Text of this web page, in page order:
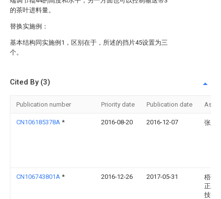
的茶叶进料量。
替换实施例：
基本结构同实施例1，区别在于，所述的挡片45设置为三
个。
Cited By (3)
Publication number Priority date Publication date
CN106185378A * 2016-08-20 2016-12-07 张显
CN106743801A * 2016-12-26 2017-05-31
梧州
正农
技有